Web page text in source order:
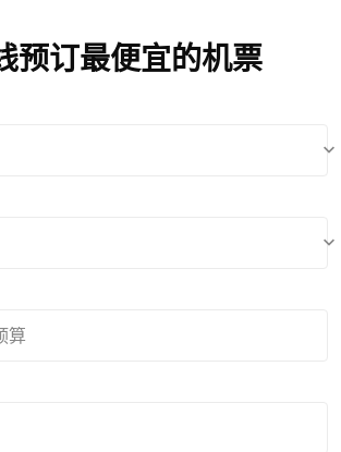
预订最便宜的机票
keyboard_arrow_down
keyboard_arrow_down
济舱 Selected